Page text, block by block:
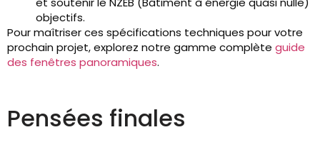
objectifs.
Pour maîtriser ces spécifications techniques pour votre
prochain projet, explorez notre gamme complète guide
des fenêtres panoramiques.
Pensées finales